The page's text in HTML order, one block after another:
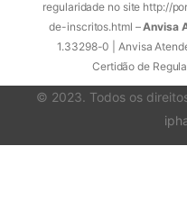
regularidade no site http://
de-inscritos.html –Anvisa
1.33298-0 | Anvisa
Certidão de
© 2023. Todos os